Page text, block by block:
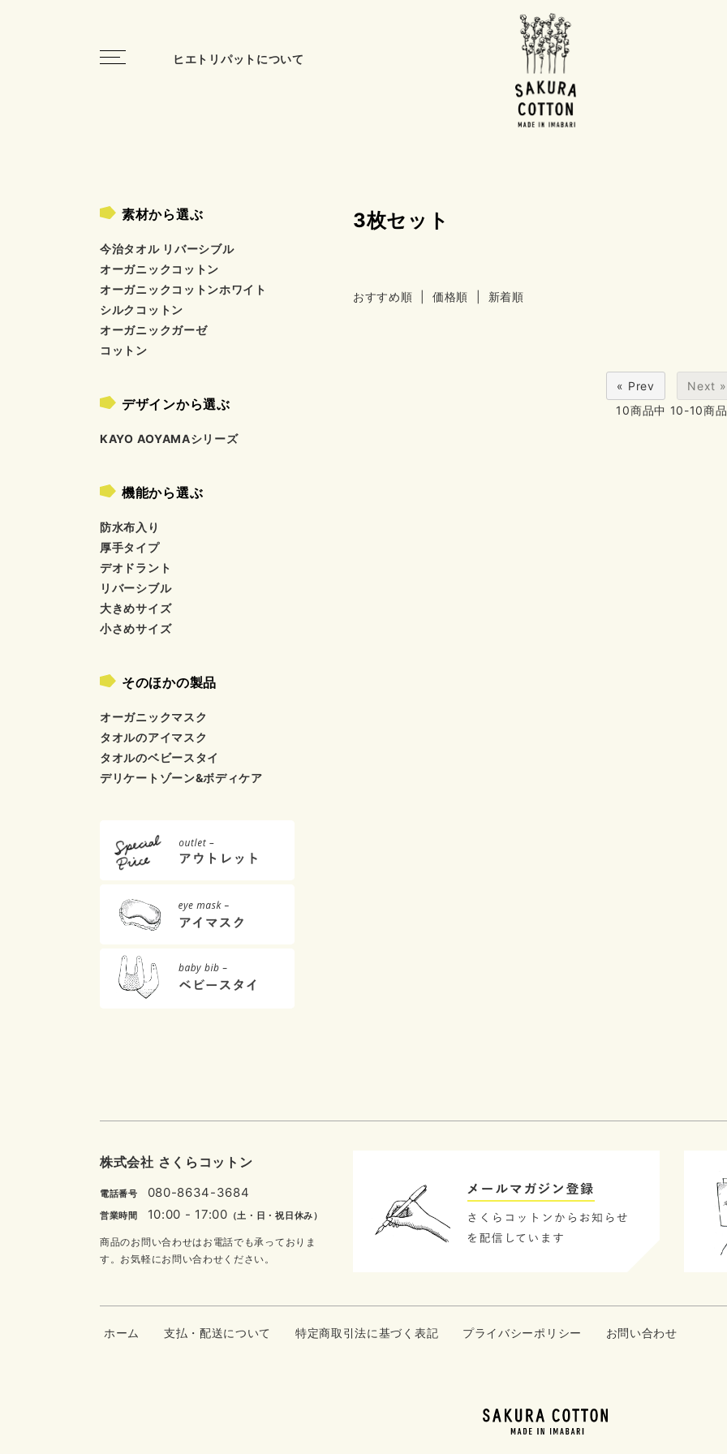
toggle
ヒエトリパットについて
3枚セット
おすすめ順 価格順 | 新着順
« Prev
Next »
10商品中 10-10商品
素材から選ぶ
今治タオル リバーシブル
オーガニックコットン
オーガニックコットンホワイト
シルクコットン
オーガニックガーゼ
コットン
デザインから選ぶ
KAYO AOYAMAシリーズ
機能から選ぶ
防水布入り
厚手タイプ
デオドラント
リバーシブル
大きめサイズ
小さめサイズ
そのほかの製品
オーガニックマスク
タオルのアイマスク
タオルのベビースタイ
デリケートゾーン&ボディケア
株式会社 さくらコットン
電話番号 080-8634-3684
営業時間 10:00 - 17:00 （土・日・祝日休み）
商品のお問い合わせはお電話でも承っておりま
す。お気軽にお問い合わせください。
ホーム 支払・配送について 特定商取引法に基づく表記 プライバシーポリシー お問い合わせ